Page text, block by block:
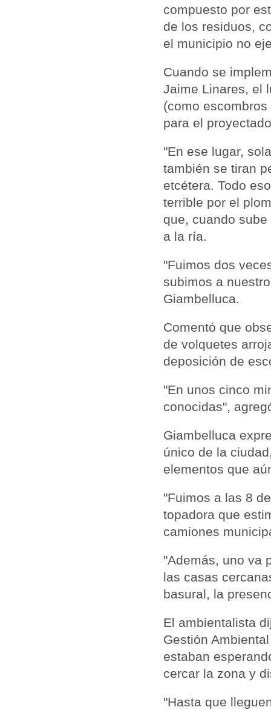
compuesto por
de los residuos,
el municipio no
Cuando se
Jaime Linares, el
(como
para el
"En ese lugar,
también se tiran
etcétera. Todo
terrible por el
que, cuando
a la ría.
"Fuimos dos
subimos a
Giambelluca.
Comentó que
de volquetes
deposición de
"En unos cinco
conocidas",
Giambelluca
único de la
elementos que
"Fuimos a las 8
topadora que
camiones
"Además, uno va
las casas
basural, la
El ambientalista
Gestión
estaban
cercar la zona y
"Hasta que